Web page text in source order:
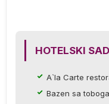
HOTELSKI
A`la Carte
Bazen sa